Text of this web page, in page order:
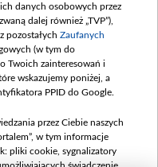
danych osobowych przez
dalej również „TVP”),
pozostałych Zaufanych
(w tym do
Twoich zainteresowań i
wskazujemy poniżej, a
PPID do Google.
przez Ciebie naszych
w tym informacje
pliki cookie, sygnalizatory